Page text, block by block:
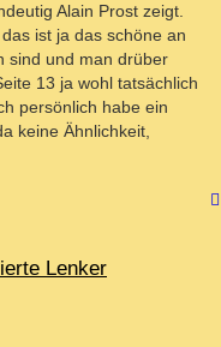
Alain Prost zeigt.
ist ja das schöne an
sind und man drüber
13 ja wohl tatsächlich
persönlich habe ein
keine Ähnlichkeit,
Lenker